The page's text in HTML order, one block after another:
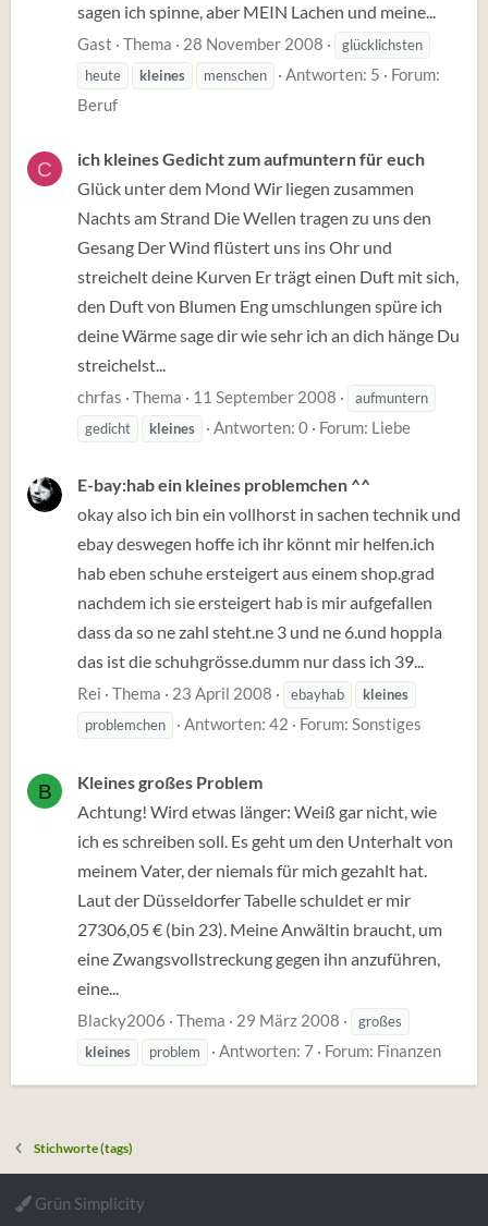
sagen ich spinne, aber MEIN Lachen und meine...
Gast Thema 28 November 2008
glücklichsten
heute
kleines menschen Antworten: 5
Forum:
Beruf
C
ich kleines Gedicht zum aufmuntern für euch
Glück unter dem Mond Wir liegen zusammen
Nachts am Strand Die Wellen tragen zu uns den
Gesang Der Wind flüstert uns ins Ohr und
streichelt deine Kurven Er trägt einen Duft mit sich,
den Duft von Blumen Eng umschlungen spüre ich
deine Wärme sage dir wie sehr ich an dich hänge Du
streichelst...
chrfas Thema 11 September 2008
aufmuntern
gedicht
kleines Antworten: 0 Forum: Liebe
E-bay:hab ein kleines problemchen ^^
okay also ich bin ein vollhorst in sachen technik und
ebay deswegen hoffe ich ihr könnt mir helfen.ich
hab eben schuhe ersteigert aus einem shop.grad
nachdem ich sie ersteigert hab is mir aufgefallen
dass da so ne zahl steht.ne 3 und ne 6.und hoppla
das ist die schuhgrösse.dumm nur dass ich 39...
Rei Thema 23 April 2008 ebayhab
kleines
problemchen
Antworten: 42 Forum: Sonstiges
B
Kleines großes Problem
Achtung! Wird etwas länger: Weiß gar nicht, wie
ich es schreiben soll. Es geht um den Unterhalt von
meinem Vater, der niemals für mich gezahlt hat.
Laut der Düsseldorfer Tabelle schuldet er mir
27306,05 € (bin 23). Meine Anwältin braucht, um
eine Zwangsvollstreckung gegen ihn anzuführen,
eine...
Blacky2006 Thema 29 März 2008
großes
kleines
problem Antworten: 7 Forum: Finanzen
Stichworte (tags)
Grün Simplicity